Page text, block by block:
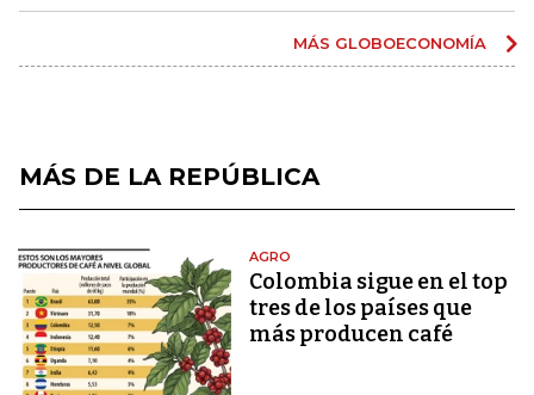
MÁS GLOBOECONOMÍA
MÁS DE LA REPÚBLICA
AGRO
Colombia sigue en el top
tres de los países que
más producen café